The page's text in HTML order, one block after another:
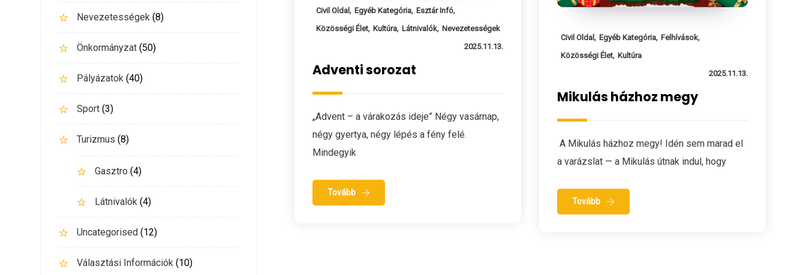
Civil Oldal , Egyéb Kategória, Felhívások,
Közösségi Élet, Kultúra
2025.11.13.
Mikulás házhoz megy
A Mikulás házhoz megy! Idén sem marad el
a varázslat — a Mikulás útnak indul, hogy
Tovább
Civil Oldal , Egyéb Kategória, Esztár Infó,
Közösségi Élet, Kultúra, Látnivalók, Nevezetességek
2025.11.13.
Adventi sorozat
„Advent – a várakozás ideje” Négy vasárnap,
négy gyertya, négy lépés a fény felé.
Mindegyik
Tovább
Nevezetességek (8)
Önkormányzat (50)
Pályázatok (40)
Sport (3)
Turizmus (8)
Gasztro (4)
Látnivalók (4)
Uncategorised (12)
Választási Információk (10)